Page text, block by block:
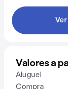
Valores a
Aluguel
Compra